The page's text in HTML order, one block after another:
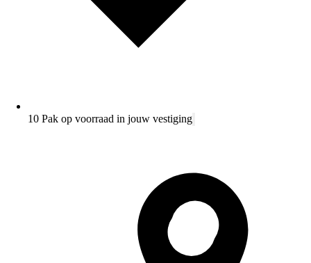
10 Pak op voorraad in jouw vestiging